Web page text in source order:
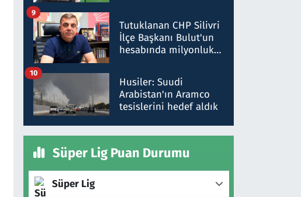
düşürüldüğü" iddiasını
yalanladı
Tutuklanan CHP Silivri
İlçe Başkanı Bulut'un
hesabında milyonluk
talimat verdi, ben
gönderdim
9
Husiler: Suudi
Arabistan'ın Aramco
tesislerini hedef aldık
10
Süper Lig Puan Durumu
Süper Lig